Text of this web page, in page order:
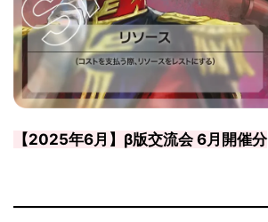
【2025年6月】β版交流会 6月開催分